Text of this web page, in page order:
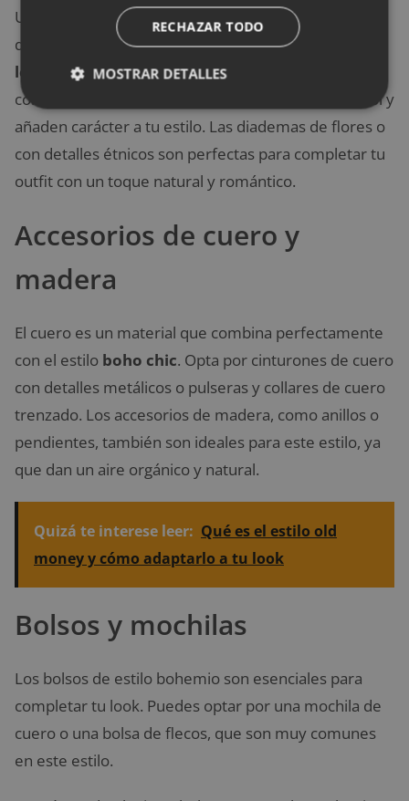
Un sombrero de ala ancha o una diadema con
detalles bohemios pueden ser el toque final para tu
look bohemio. Los sombreros no solo sirven como
complemento, sino que también te protegen del sol y
añaden carácter a tu estilo. Las diademas de flores o
con detalles étnicos son perfectas para completar tu
outfit con un toque natural y romántico.
Accesorios de cuero y
madera
El cuero es un material que combina perfectamente
con el estilo boho chic. Opta por cinturones de cuero
con detalles metálicos o pulseras y collares de cuero
trenzado. Los accesorios de madera, como anillos o
pendientes, también son ideales para este estilo, ya
que dan un aire orgánico y natural.
Quizá te interese leer: Qué es el estilo old
money y cómo adaptarlo a tu look
Bolsos y mochilas
Los bolsos de estilo bohemio son esenciales para
completar tu look. Puedes optar por una mochila de
cuero o una bolsa de flecos, que son muy comunes
en este estilo.
RECHAZAR TODO
MOSTRAR DETALLES